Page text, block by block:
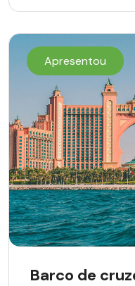
Apresentou
Barco de